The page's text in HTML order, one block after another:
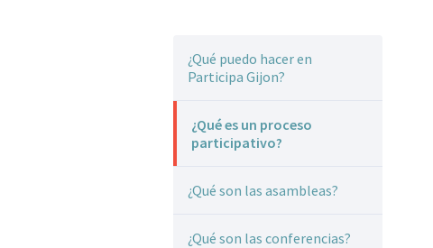
¿Qué puedo hacer en
Participa Gijon?
¿Qué es un proceso
participativo?
¿Qué son las asambleas?
¿Qué son las conferencias?